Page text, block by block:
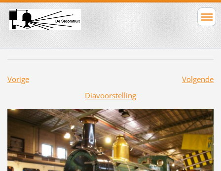
Vorige
Volgende
Diavoorstelling